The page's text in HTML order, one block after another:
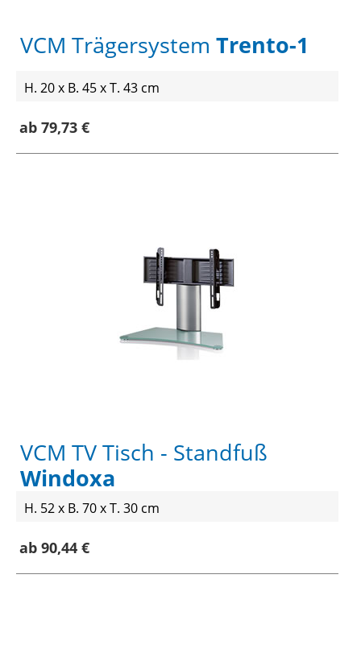
VCM Trägersystem Trento-1
H. 20 x B. 45 x T. 43 cm
ab 79,73 €
VCM TV Tisch - Standfuß
Windoxa
H. 52 x B. 70 x T. 30 cm
ab 90,44 €